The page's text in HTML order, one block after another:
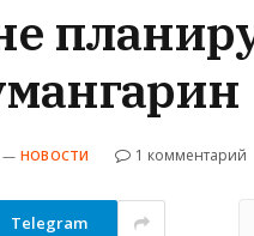
НОВОСТИ 1 комментарий
Telegram